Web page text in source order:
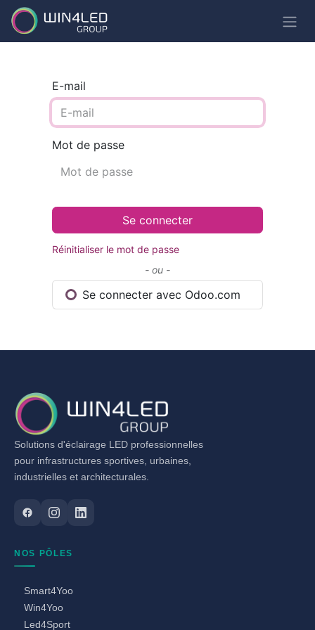
E-mail
Mot de passe
Se connecter
Réinitialiser le mot de passe
- ou -
Se connecter avec Odoo.com
Solutions d'éclairage LED professionnelles
pour infrastructures sportives, urbaines,
industrielles et architecturales.
NOS PÔLES
Smart4Yoo
Win4Yoo
Led4Sport